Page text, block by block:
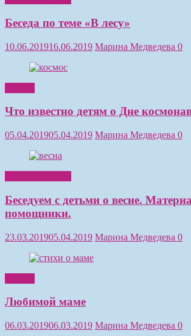
Беседа по теме «В лесу»
10.06.201916.06.2019 Марина Медведева 0
Что известно детям о Дне
05.04.201905.04.2019 Марина Медведева 0
Беседуем с детьми о весне.
помощники.
23.03.201905.04.2019 Марина Медведева 0
Любимой маме
06.03.201906.03.2019 Марина Медведева 0